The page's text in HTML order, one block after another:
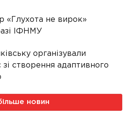
«Глухота не вирок»
ІФНМУ
організували
створення адаптивного
новин